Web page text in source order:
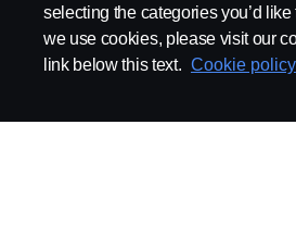
selecting the categories you’d
we use cookies, please visit our
link below this text. Cookie policy